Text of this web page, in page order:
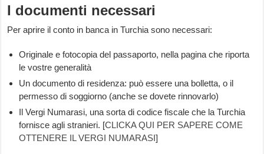
I documenti necessari
Per aprire il conto in banca in Turchia sono necessari:
Originale e fotocopia del passaporto, nella pagina che riporta
le vostre generalità
Un documento di residenza: può essere una bolletta, o il
permesso di soggiorno (anche se dovete rinnovarlo)
Il Vergi Numarasi, una sorta di codice fiscale che la Turchia
fornisce agli stranieri. [CLICKA QUI PER SAPERE COME
OTTENERE IL VERGI NUMARASI]